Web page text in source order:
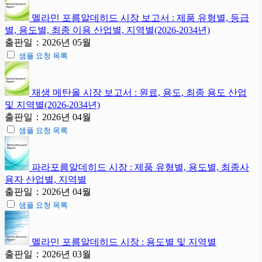
멜라민 포름알데히드 시장 보고서 : 제품 유형별, 등급
별, 용도별, 최종 이용 산업별, 지역별(2026-2034년)
출판일：2026년 05월
샘플 요청 목록
재생 메탄올 시장 보고서 : 원료, 용도, 최종 용도 산업
및 지역별(2026-2034년)
출판일：2026년 04월
샘플 요청 목록
파라포름알데히드 시장 : 제품 유형별, 용도별, 최종사
용자 산업별, 지역별
출판일：2026년 04월
샘플 요청 목록
멜라민 포름알데히드 시장 : 용도별 및 지역별
출판일：2026년 03월